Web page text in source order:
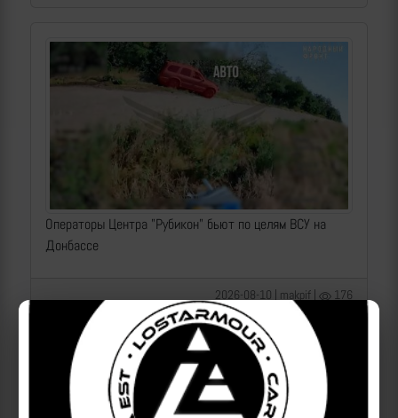
Операторы Центра "Рубикон" бьют по целям ВСУ на
Донбассе
2026-08-10 | makpif | 176